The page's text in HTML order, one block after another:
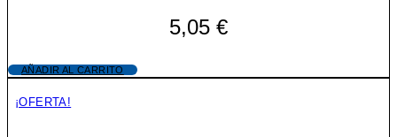
5,05 €
AÑADIR AL CARRITO
¡OFERTA!